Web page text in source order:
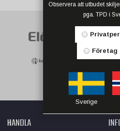
HANDLA
Observera att utbudet
pga. TPD i
Företag
Sverige